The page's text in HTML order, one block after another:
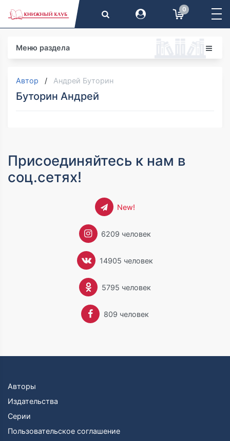
0
Меню раздела
Автор Андрей Буторин
Буторин Андрей
Присоединяйтесь к нам в
соц.сетях!
New!
6209 человек
14905 человек
5795 человек
809 человек
Авторы
Издательства
Серии
Пользовательское соглашение